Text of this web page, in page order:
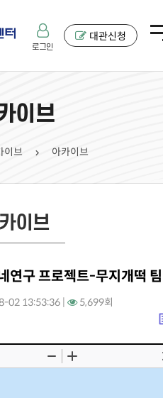
로그인
대관신청
이브
이브 chevron_right 아카이브
이브
연구 프로젝트-무지개떡 팀
02 13:53:36 | 5,699회